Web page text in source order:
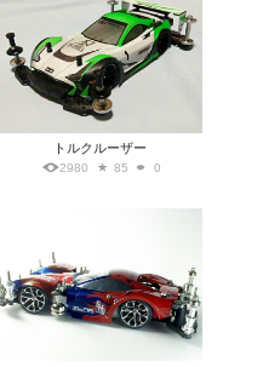
トルクルーザー
2980 85 0